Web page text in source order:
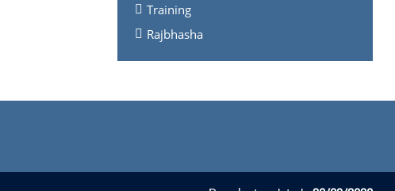
Training
Rajbhasha